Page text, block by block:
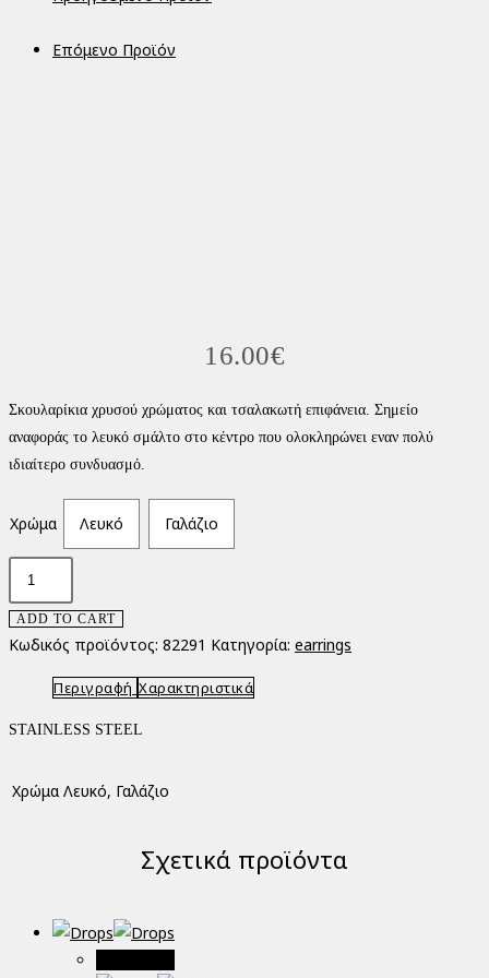
Επόμενο Προϊόν
16.00€
Σκουλαρίκια χρυσού χρώματος και τσαλακωτή επιφάνεια. Σημείο
αναφοράς το λευκό σμάλτο στο κέντρο που ολοκληρώνει εναν πολύ
ιδιαίτερο συνδυασμό.
Χρώμα Λευκό Γαλάζιο
Cilia's
Earrings
ποσότητα
ADD TO CART
Κωδικός προϊόντος: 82291 Κατηγορία: earrings
Περιγραφή Χαρακτηριστικά
STAINLESS STEEL
Χρώμα Λευκό, Γαλάζιο
Σχετικά προϊόντα